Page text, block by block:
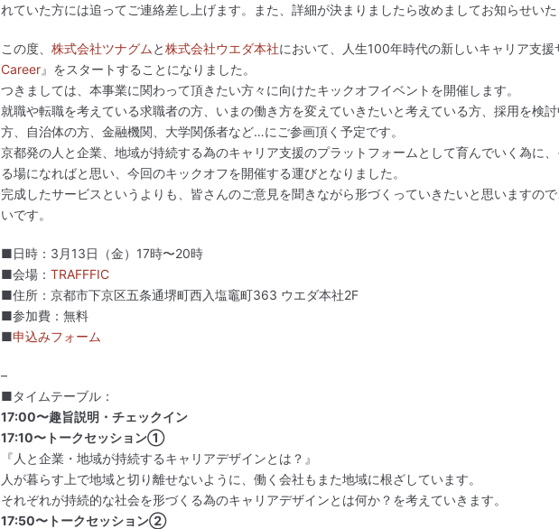
れていた方には追ってご連絡差し上げます。また、詳細が決まりましたら改めましてお知らせいた
この度、 株式会社ツナグム と株式会社ウエダ本社において、人生100年時代の新しいキャリア支援
Career』をスタートすることになりました。
つきましては、本事業に関わって頂きたい方々に向けたキックオフイベントを開催します。
就職や転職を考えている求職者の方、いまの働き方を変えていきたいと考えている方、採用を検
方、自治体の方、金融機関、大学関係者など…にご参画頂く予定です。
京都発の人と企業、地域が持続する為のキャリア支援のプラットフォームとして育んでいく為に
る場になればと思い、今回のキックオフを開催する運びとなりました。
完成したサービスというよりも、皆さんのご意見を聞きながら形づくっていきたいと思いますの
いです。
■日時：3月13日（金）17時〜20時
■会場： TRAFFFIC
■住所：京都市下京区五条通堺町西入塩竈町363 ウエダ本社2F
■参加費：無料
■申込みフォーム
–
■タイムテーブル：
17:00〜趣旨説明・チェックイン
17:10〜トークセッション①
『人と企業・地域が持続するキャリアデザインとは？』
人が暮らす上で地域と切り離せないように、働く会社もまた地域に根ざしています。
それぞれが持続的な社会を形づくる為のキャリアデザインとは何か？を考えていきます。
17:50〜トークセッション②